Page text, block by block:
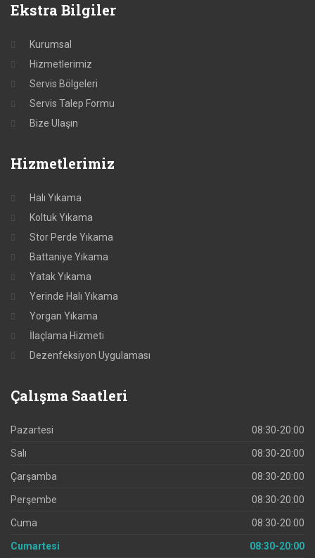
Ekstra Bilgiler
Kurumsal
Hizmetlerimiz
Servis Bölgeleri
Servis Talep Formu
Bize Ulaşın
Hizmetlerimiz
Halı Yıkama
Koltuk Yıkama
Stor Perde Yıkama
Battaniye Yıkama
Yatak Yıkama
Yerinde Halı Yıkama
Yorgan Yıkama
İlaçlama Hizmeti
Dezenfeksiyon Uygulaması
Çalışma Saatleri
Pazartesi 08:30-20:00
Salı 08:30-20:00
Çarşamba 08:30-20:00
Perşembe 08:30-20:00
Cuma 08:30-20:00
Cumartesi 08:30-20:00